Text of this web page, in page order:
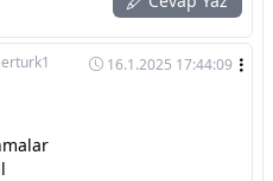
16.1.2025 17:44:09